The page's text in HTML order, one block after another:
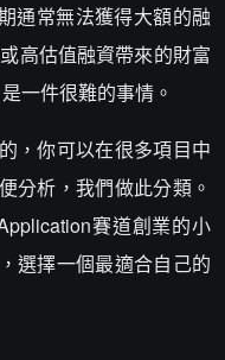
通常無法獲得大額的融
高估值融資帶來的財富
一件很難的事情。
，你可以在很多項目中
分析，我們做此分類。
賽道創業的小
選擇一個最適合自己的